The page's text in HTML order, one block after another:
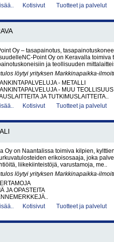
Kotisivut Tuotteet ja palvelut
Oy – tasapainotus,
Point Oy on Keravalla toimiva
ja teollisuuden
löytyi yrityksen Markkinapaikka-
- METALLI
- MUU TEOLLISUUS
JA TUTKIMUSLAITTEITA..
Kotisivut Tuotteet ja palvelut
Oy on Naantalissa toimiva kilpien,
erikoisosaaja, joka
liikekiinteistöjä, varustamoja, me..
löytyi yrityksen Markkinapaikka-
JA OPASTEITA
Kotisivut Tuotteet ja palvelut